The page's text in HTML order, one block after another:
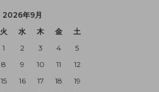
2026年9月
火 水 木 金
土
1
2 3 4
5
8 9 10 11
12
15 16 17 18
19